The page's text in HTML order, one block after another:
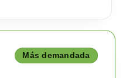
Más demandada